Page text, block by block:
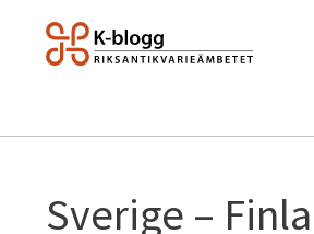
Sverige –